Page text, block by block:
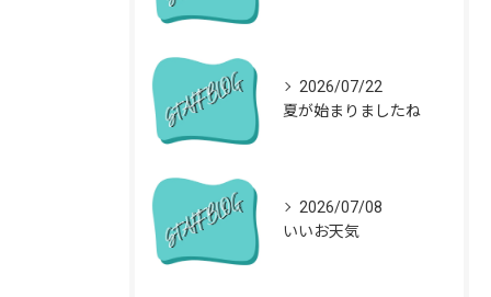
2026/07/22
夏が始まりましたね
2026/07/08
いいお天気